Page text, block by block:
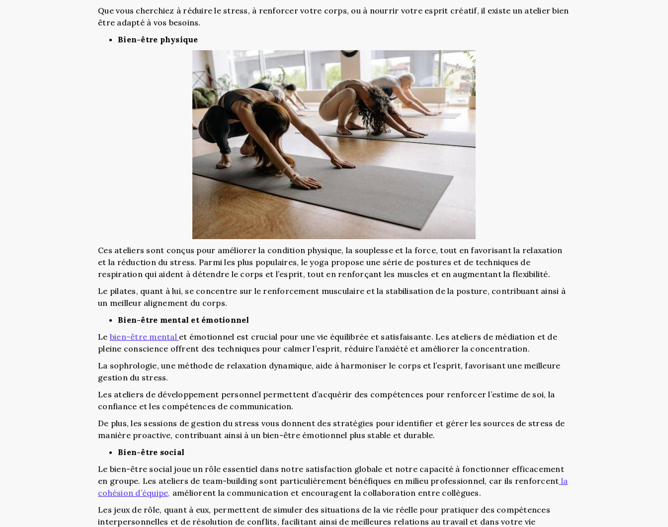
Que vous cherchiez à réduire le stress, à renforcer votre corps, ou à nourrir votre esprit créatif, il existe un atelier bien
être adapté à vos besoins.
Bien-être physique
Ces ateliers sont conçus pour améliorer la condition physique, la souplesse et la force, tout en favorisant la relaxation
et la réduction du stress. Parmi les plus populaires, le yoga propose une série de postures et de techniques de
respiration qui aident à détendre le corps et l’esprit, tout en renforçant les muscles et en augmentant la flexibilité.
Le pilates, quant à lui, se concentre sur le renforcement musculaire et la stabilisation de la posture, contribuant ainsi à
un meilleur alignement du corps.
Bien-être mental et émotionnel
Le bien-être mental et émotionnel est crucial pour une vie équilibrée et satisfaisante. Les ateliers de médiation et de
pleine conscience offrent des techniques pour calmer l’esprit, réduire l’anxiété et améliorer la concentration.
La sophrologie, une méthode de relaxation dynamique, aide à harmoniser le corps et l’esprit, favorisant une meilleure
gestion du stress.
Les ateliers de développement personnel permettent d’acquérir des compétences pour renforcer l’estime de soi, la
confiance et les compétences de communication.
De plus, les sessions de gestion du stress vous donnent des stratégies pour identifier et gérer les sources de stress de
manière proactive, contribuant ainsi à un bien-être émotionnel plus stable et durable.
Bien-être social
Le bien-être social joue un rôle essentiel dans notre satisfaction globale et notre capacité à fonctionner efficacement
en groupe. Les ateliers de team-building sont particulièrement bénéfiques en milieu professionnel, car ils renforcent la
cohésion d’équipe, améliorent la communication et encouragent la collaboration entre collègues.
Les jeux de rôle, quant à eux, permettent de simuler des situations de la vie réelle pour pratiquer des compétences
interpersonnelles et de résolution de conflits, facilitant ainsi de meilleures relations au travail et dans votre vie